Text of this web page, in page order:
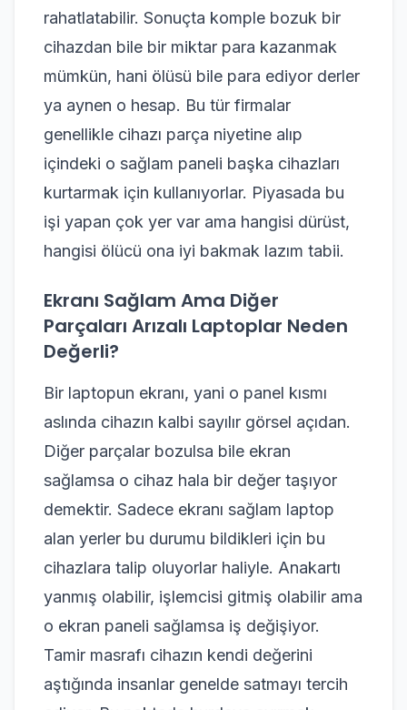
rahatlatabilir. Sonuçta komple bozuk bir
cihazdan bile bir miktar para kazanmak
mümkün, hani ölüsü bile para ediyor derler
ya aynen o hesap. Bu tür firmalar
genellikle cihazı parça niyetine alıp
içindeki o sağlam paneli başka cihazları
kurtarmak için kullanıyorlar. Piyasada bu
işi yapan çok yer var ama hangisi dürüst,
hangisi ölücü ona iyi bakmak lazım tabii.
Ekranı Sağlam Ama Diğer
Parçaları Arızalı Laptoplar Neden
Değerli?
Bir laptopun ekranı, yani o panel kısmı
aslında cihazın kalbi sayılır görsel açıdan.
Diğer parçalar bozulsa bile ekran
sağlamsa o cihaz hala bir değer taşıyor
demektir. Sadece ekranı sağlam laptop
alan yerler bu durumu bildikleri için bu
cihazlara talip oluyorlar haliyle. Anakartı
yanmış olabilir, işlemcisi gitmiş olabilir ama
o ekran paneli sağlamsa iş değişiyor.
Tamir masrafı cihazın kendi değerini
aştığında insanlar genelde satmayı tercih